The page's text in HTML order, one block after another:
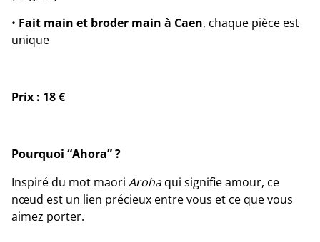
• Fait main et broder main à Caen, chaque pièce est
unique
Prix : 18 €
Pourquoi “Ahora” ?
Inspiré du mot maori Arohaqui signifie amour, ce
nœud est un lien précieux entre vous et ce que vous
aimez porter.